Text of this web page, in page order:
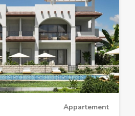
Appartement